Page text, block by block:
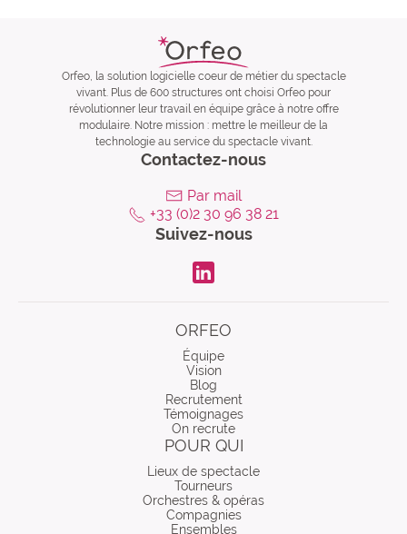
Orfeo, la solution logicielle coeur de métier du spectacle
vivant. Plus de 600 structures ont choisi Orfeo pour
révolutionner leur travail en équipe grâce à notre offre
modulaire. Notre mission : mettre le meilleur de la
technologie au service du spectacle vivant.
Contactez-nous
Par mail
+33 (0)2 30 96 38 21
Suivez-nous
ORFEO
Équipe
Vision
Blog
Recrutement
Témoignages
On recrute
POUR QUI
Lieux de spectacle
Tourneurs
Orchestres & opéras
Compagnies
Ensembles